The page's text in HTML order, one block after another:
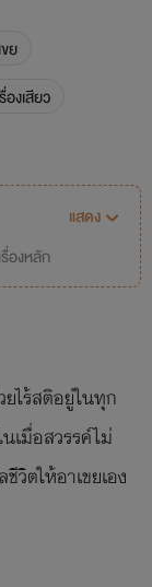
ย
องเสียว
แสดง
องหลัก
ไร้สติอยู่ในทุก
เมื่อสวรรค์ไม่
วิตให้อาเขยเอง